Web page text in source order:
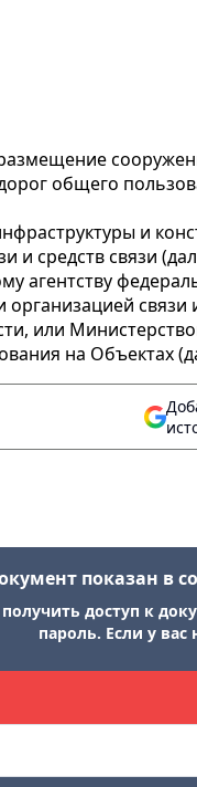
общего
и
и средств связи
агентству
или
на Объектах
показан в
доступ к
пароль. Если у вас